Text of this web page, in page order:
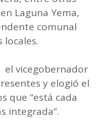
Laguna Yema,
comunal
locales.
vicegobernador
y elogió el
que “está cada
integrada”.